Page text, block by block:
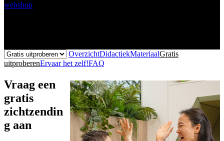
webshop
OverzichtDidactiekMateriaalGratis
uitproberenErvaar het zelf!FAQ
Vraag een
gratis
zichtzendin
g aan